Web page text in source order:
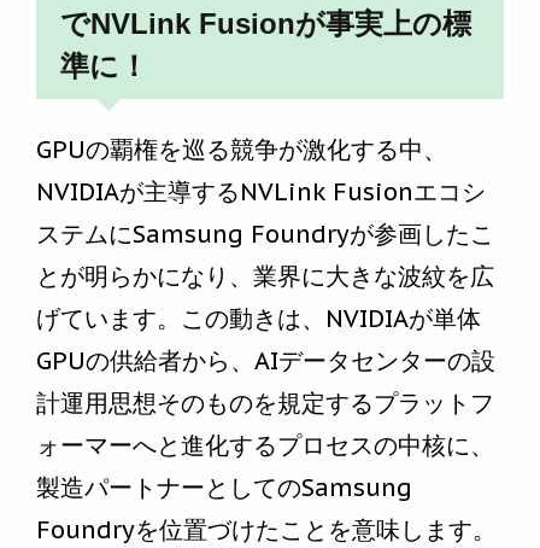
でNVLink Fusionが事実上の標
準に！
GPUの覇権を巡る競争が激化する中、
NVIDIAが主導するNVLink Fusionエコシ
ステムにSamsung Foundryが参画したこ
とが明らかになり、業界に大きな波紋を広
げています。この動きは、NVIDIAが単体
GPUの供給者から、AIデータセンターの設
計運用思想そのものを規定するプラットフ
ォーマーへと進化するプロセスの中核に、
製造パートナーとしてのSamsung
Foundryを位置づけたことを意味します。